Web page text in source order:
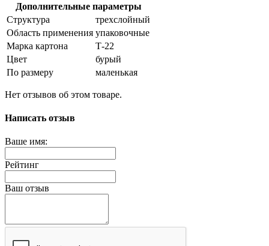
Дополнительные параметры
Структура
трехслойный
Область применения упаковочные
Марка картона
Т-22
Цвет
бурый
По размеру
маленькая
Нет отзывов об этом товаре.
Написать отзыв
Ваше имя:
Рейтинг
Ваш отзыв